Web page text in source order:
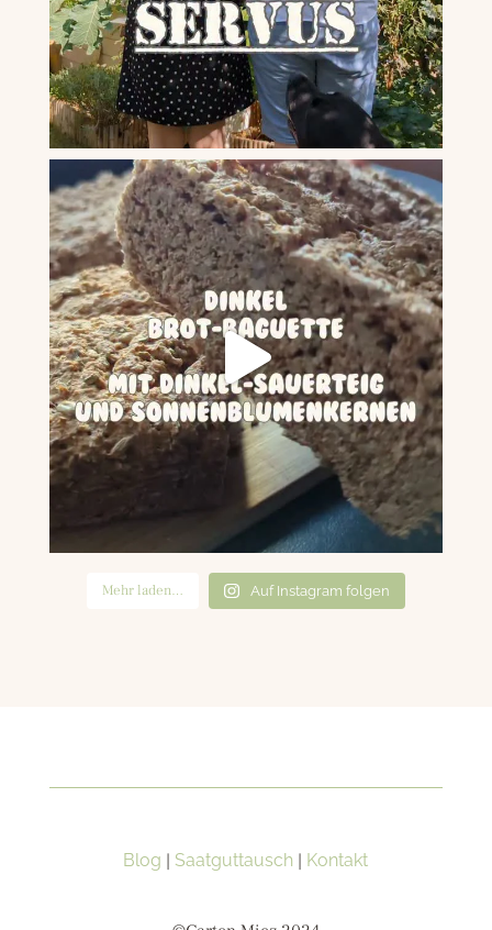
Mehr laden… Auf Instagram folgen
Blog | Saatguttausch | Kontakt